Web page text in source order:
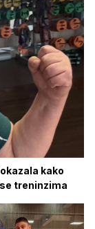
kako
treninzima